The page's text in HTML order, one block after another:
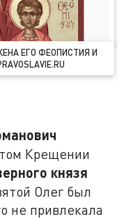
ЕГО ФЕОПИСТИЯ И
Крещении
князя
Олег был
не привлекала